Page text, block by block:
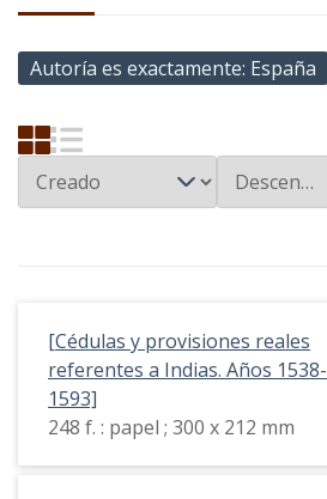
Autoría es exactamente España
[Cédulas y provisiones reales
referentes a Indias. Años 1538-
1593]
248 f. : papel ; 300 x 212 mm